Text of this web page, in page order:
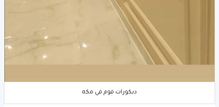
ديكورات فوم في مكه